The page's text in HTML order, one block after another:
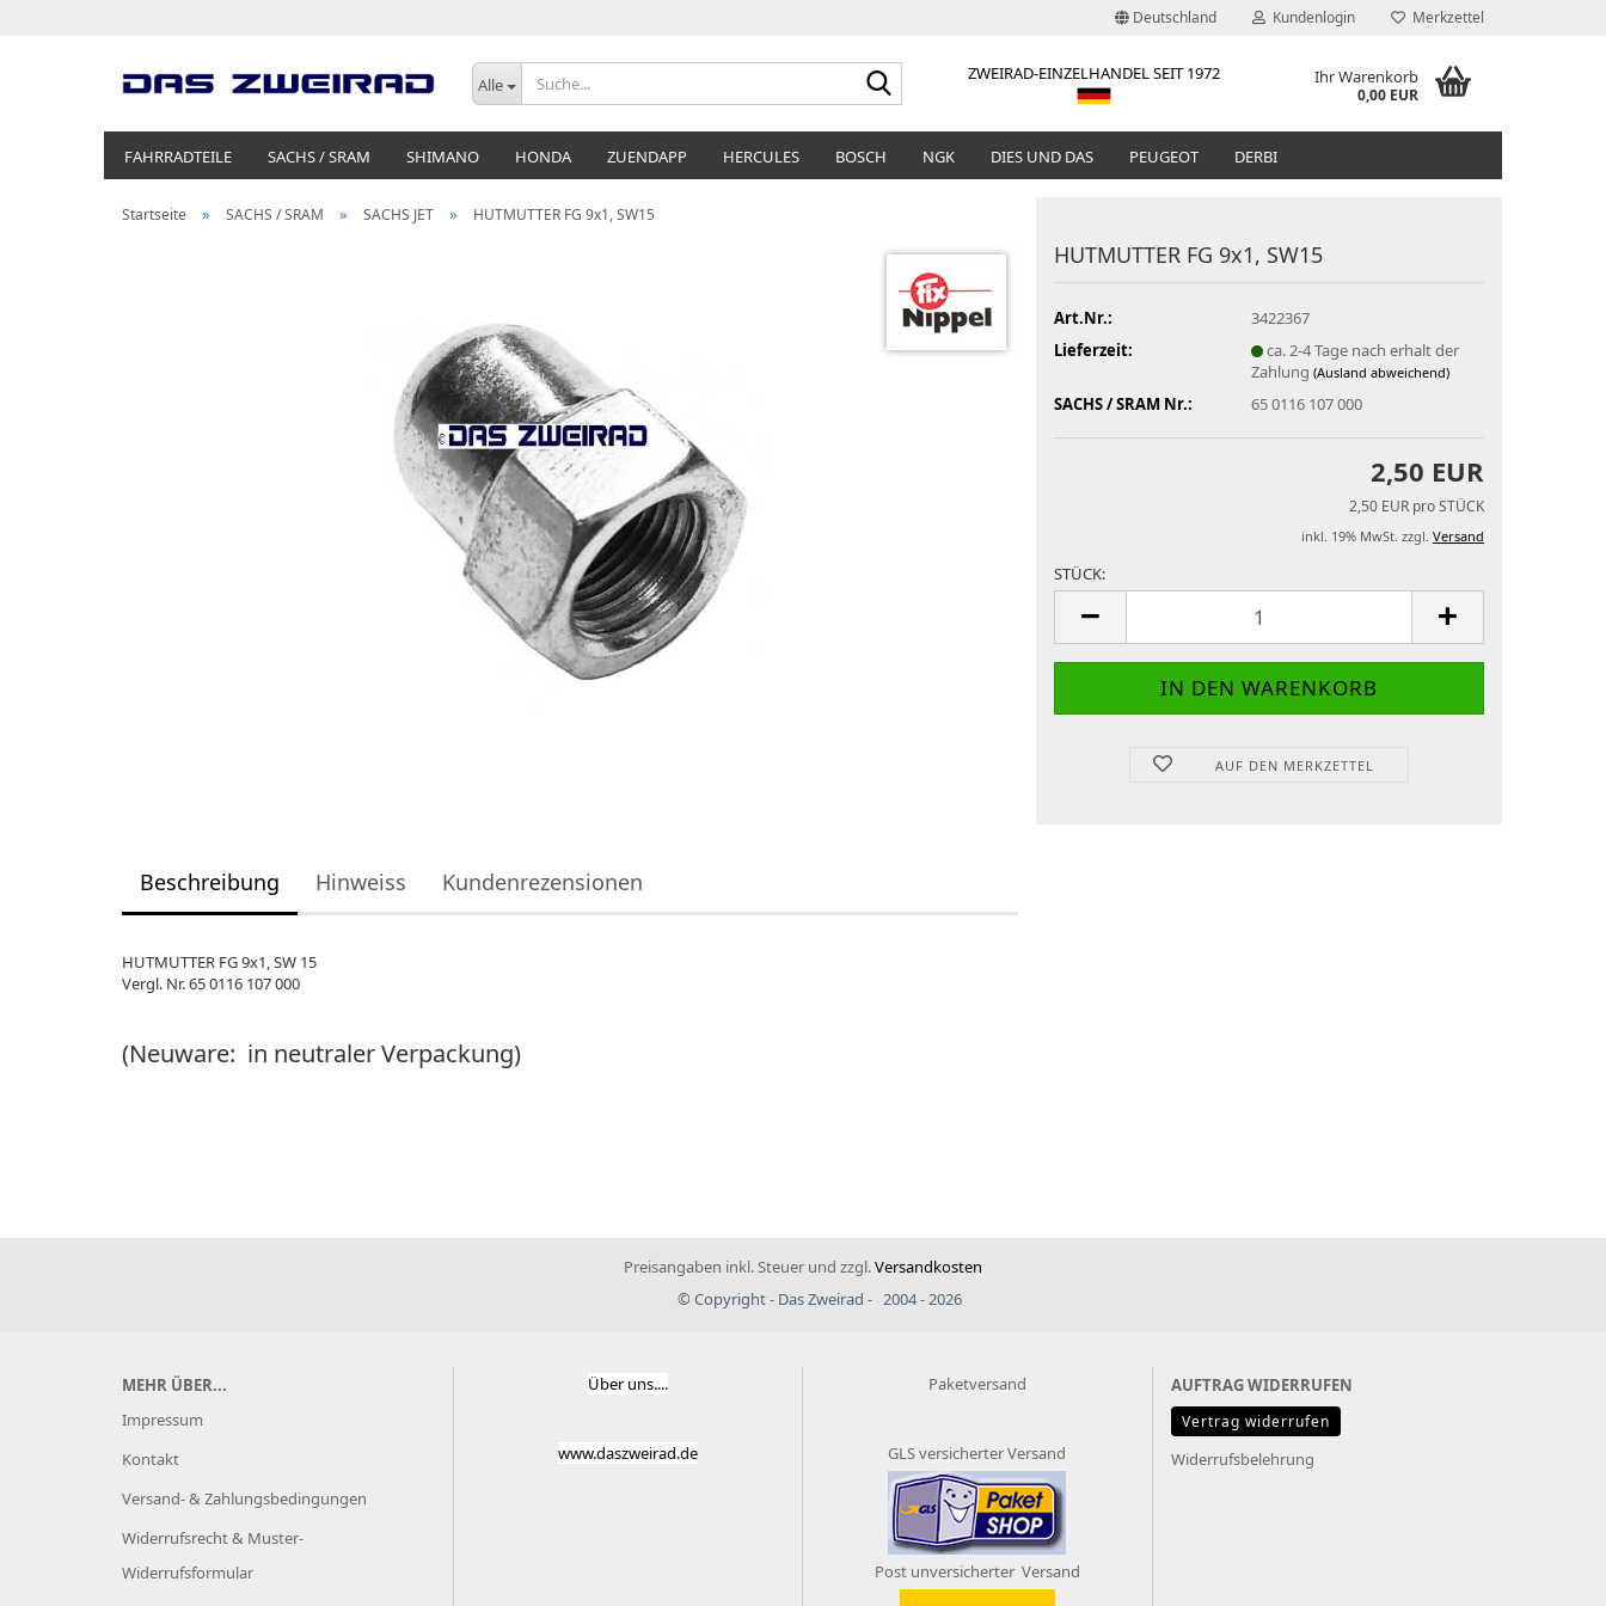
Deutschland Kundenlogin Merkzettel
Alle
ZWEIRAD-EINZELHANDEL SEIT 1972 Ihr Warenkorb
0,00 EUR
FAHRRADTEILE SACHS / SRAM SHIMANO HONDA ZUENDAPP HERCULES BOSCH NGK DIES UND DAS PEUGEOT DERBI
Startseite » SACHS / SRAM » SACHS JET » HUTMUTTER FG 9x1, SW15
HUTMUTTER FG 9x1, SW15
Art.Nr.:
3422367
Lieferzeit:
ca. 2-4 Tage nach erhalt der
Zahlung (Ausland abweichend)
SACHS / SRAM Nr.: 65 0116 107 000
2,50 EUR
2,50 EUR pro STÜCK
inkl. 19% MwSt. zzgl. Versand
STÜCK:
STÜCK
AUF DEN MERKZETTEL
Beschreibung Hinweiss Kundenrezensionen
HUTMUTTER FG 9x1, SW 15
Vergl. Nr. 65 0116 107 000
(Neuware: in neutraler Verpackung)
Preisangaben inkl. Steuer und zzgl.Versandkosten
© Copyright - Das Zweirad - 2004 - 2026
MEHR ÜBER...
Impressum
Kontakt
Versand- & Zahlungsbedingungen
Widerrufsrecht & Muster-
Widerrufsformular
Über uns....
www.daszweirad.de
Paketversand
GLS versicherter Versand
Post unversicherter Versand
AUFTRAG WIDERRUFEN
Vertrag widerrufen
Widerrufsbelehrung